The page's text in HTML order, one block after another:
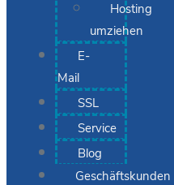
Hosting
umziehen
E-
Mail
SSL
Service
Blog
Geschäftskunden